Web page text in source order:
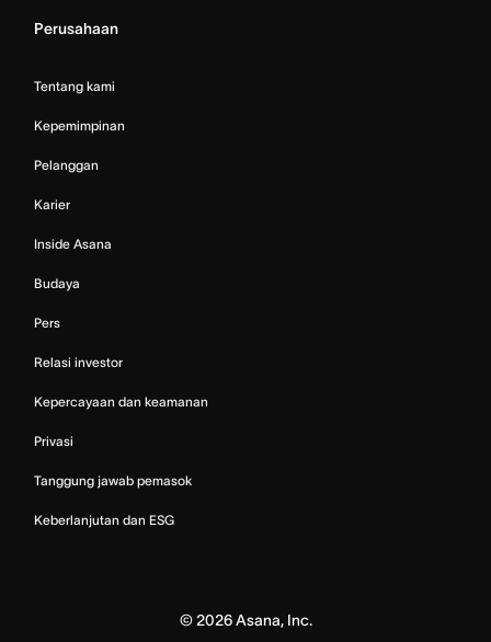
Perusahaan
Tentang kami
Kepemimpinan
Pelanggan
Karier
Inside Asana
Budaya
Pers
Relasi investor
Kepercayaan dan keamanan
Privasi
Tanggung jawab pemasok
Keberlanjutan dan ESG
© 2026Asana, Inc.